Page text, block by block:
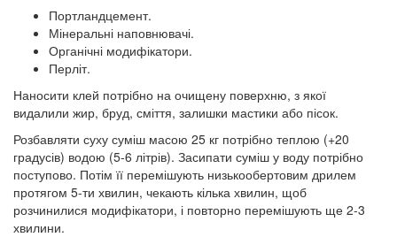
Портландцемент.
Мінеральні наповнювачі.
Органічні модифікатори.
Перліт.
Наносити клей потрібно на очищену поверхню, з якої
видалили жир, бруд, сміття, залишки мастики або пісок.
Розбавляти суху суміш масою 25 кг потрібно теплою (+20
градусів) водою (5-6 літрів). Засипати суміш у воду потрібно
поступово. Потім її перемішують низькообертовим дрилем
протягом 5-ти хвилин, чекають кілька хвилин, щоб
розчинилися модифікатори, і повторно перемішують ще 2-3
хвилини.